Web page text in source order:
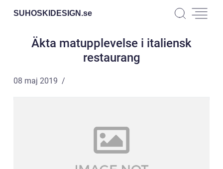
SUHOSKIDESIGN.se
Äkta matupplevelse i italiensk
restaurang
08 maj 2019